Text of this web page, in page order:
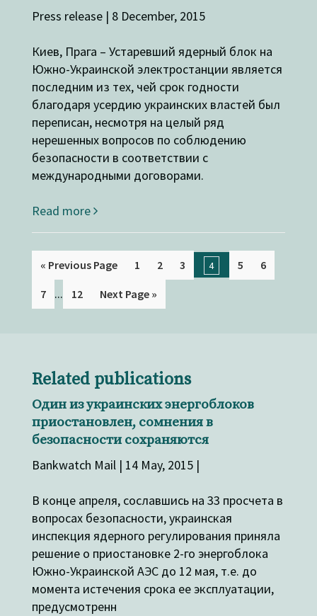
Press release | 8 December, 2015
Киев, Прага – Устаревший ядерный блок на
Южно-Украинской электростанции является
последним из тех, чей срок годности
благодаря усердию украинских властей был
переписан, несмотря на целый ряд
нерешенных вопросов по соблюдению
безопасности в соответствии с
международными договорами.
Read more
« Previous Page 1 2 3 4 5 6
7 ... 12 Next Page »
Related publications
Один из украинских энергоблоков
приостановлен, сомнения в
безопасности сохраняются
Bankwatch Mail | 14 May, 2015 |
В конце апреля, сославшись на 33 просчета в
вопросах безопасности, украинская
инспекция ядерного регулирования приняла
решение о приостановке 2-го энергоблока
Южно-Украинской АЭС до 12 мая, т.е. до
момента истечения срока ее эксплуатации,
предусмотренн